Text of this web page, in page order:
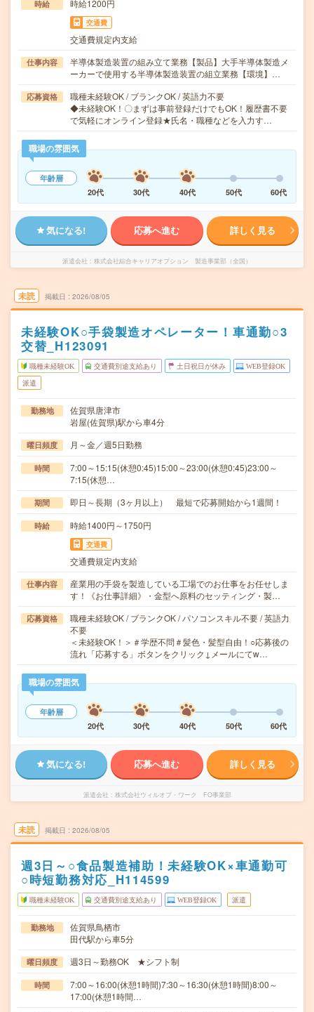
時給 時給1200円
交通費
交通費規定内支給
仕事内容
半導体製造装置の組み立て業務【製品】大手半導体製造メ
ーカーで使用する半導体製造装置の組立業務【環境】…
応募資格
職種未経験OK / ブランクOK / 英語力不要
◆未経験OK！〇まずは事前登録だけでもOK！履歴書不要
で気軽にオンライン登録★氏名・職種などを入力す…
職場の雰囲気
年齢層
20代
30代 40代 50代 60代
気になる! 応募へ進む 詳しく見る
派遣会社 株式会社綜合キャリアオプション 製造事業部（全国）
未読 掲載日 2026/08/05
未経験OK○手袋製造オペレーター！車通勤○3
交替_H123091
職種未経験OK 交通費別途支給あり 土日祝日が休み WEB登録OK
派遣
勤務地
佐賀県唐津市
岩屋(佐賀県)駅から車4分
曜日頻度 月～金／週5日勤務
時間
7:00～15:15(休憩0:45)15:00～23:00(休憩0:45)23:00～
7:15(休憩…
期間 即日～長期（3ヶ月以上） 最短で応募開始から1週間！
時給 時給1400円～1750円
交通費
交通費規定内支給
仕事内容
産業用の手袋を製造している工場でのお仕事をお任せしま
す！《お仕事詳細》・金型へ原料のセッティング・製…
応募資格
職種未経験OK / ブランクOK / パソコンスキル不要 / 英語力
不要
＜未経験OK！＞＃学歴不問＃髪色・髪型自由！○応募後の
流れ「応募する」ボタンをクリック↓メールにてw…
職場の雰囲気
年齢層
20代
30代 40代 50代 60代
気になる! 応募へ進む 詳しく見る
派遣会社 株式会社ウィルオブ・ワーク FO事業部
未読 掲載日 2026/08/05
週3日～○食品製造補助！未経験OK×車通勤可
○時短勤務対応_H114599
職種未経験OK 交通費別途支給あり WEB登録OK 派遣
勤務地
佐賀県鳥栖市
田代駅から車5分
曜日頻度 週3日～勤務OK ★シフト制
時間
7:00～16:00(休憩1時間)7:30～16:30(休憩1時間)8:00～
17:00(休憩1時間…